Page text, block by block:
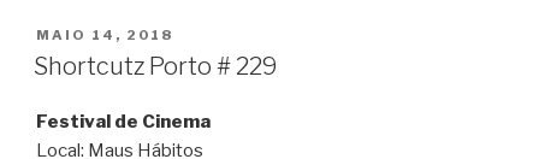
PUBLICADO
EM
MAIO 14, 2018
Shortcutz Porto # 229
Festival de Cinema
Local: Maus Hábitos